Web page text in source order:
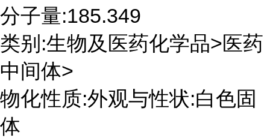
分子量:185.349
类别:生物及医药化学品>医药
中间体>
物化性质:外观与性状:白色固
体